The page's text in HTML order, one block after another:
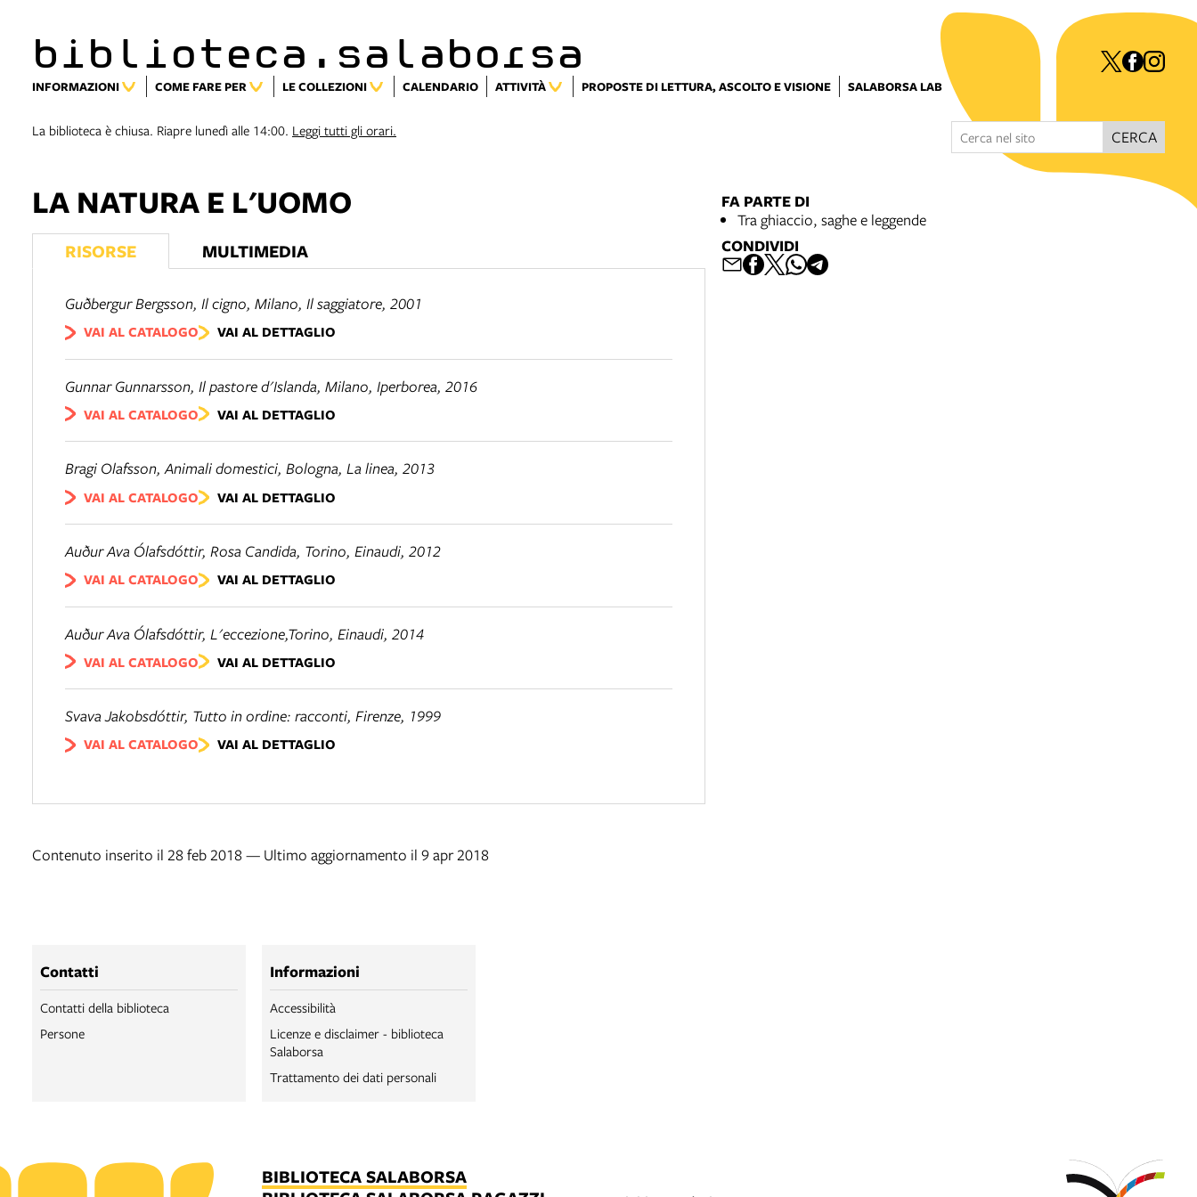
biblioteca.salaborsa
INFORMAZIONI COME FARE PER LE COLLEZIONI CALENDARIO ATTIVITÀ PROPOSTE DI LETTURA, ASCOLTO E VISIONE SALABORSA LAB
La biblioteca è chiusa. Riapre lunedì alle 14:00. Leggi tutti gli orari. CERCA
LA NATURA E L'UOMO
RISORSE MULTIMEDIA
Guðbergur Bergsson, Il cigno, Milano, Il saggiatore, 2001
VAI AL CATALOGO VAI AL DETTAGLIO
Gunnar Gunnarsson, Il pastore d'Islanda, Milano, Iperborea, 2016
VAI AL CATALOGO VAI AL DETTAGLIO
Bragi Olafsson,Animali domestici, Bologna, La linea, 2013
VAI AL CATALOGO VAI AL DETTAGLIO
Auður Ava Ólafsdóttir, Rosa Candida, Torino, Einaudi, 2012
VAI AL CATALOGO VAI AL DETTAGLIO
Auður Ava Ólafsdóttir, L'eccezione,Torino, Einaudi, 2014
VAI AL CATALOGO VAI AL DETTAGLIO
Svava Jakobsdóttir, Tutto in ordine: racconti, Firenze, 1999
VAI AL CATALOGO VAI AL DETTAGLIO
Contenuto inserito il 28 feb 2018 — Ultimo aggiornamento il 9 apr 2018
FA PARTE DI
Tra ghiaccio, saghe e leggende
CONDIVIDI
Contatti
Contatti della biblioteca
Persone
Informazioni
Accessibilità
Licenze e disclaimer - biblioteca
Salaborsa
Trattamento dei dati personali
BIBLIOTECA SALABORSA